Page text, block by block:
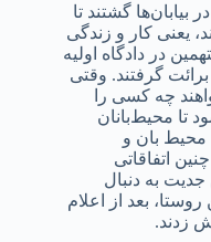
بیابان‌ها گشتند تا
یعنی کار و زندگی
در دادگاه اولیه
گرفتند. وقتی
چه کسی را
تا محیط‌بانان
بان و
اتفاقاتی
به دنبال
بعد از اعلام